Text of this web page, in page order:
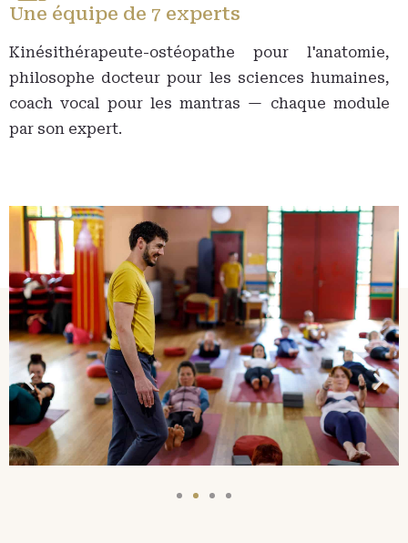
Une équipe de 7 experts
Kinésithérapeute-ostéopathe pour l'anatomie,
philosophe docteur pour les sciences humaines,
coach vocal pour les mantras — chaque module
par son expert.